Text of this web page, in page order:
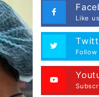
Like